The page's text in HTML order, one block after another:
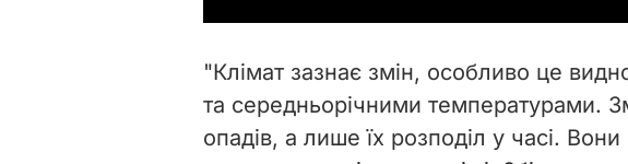
i
d
"Клімат зазнає змін, особливо це
та середньорічними температурами.
опадів, а лише їх розподіл у часі. Вони